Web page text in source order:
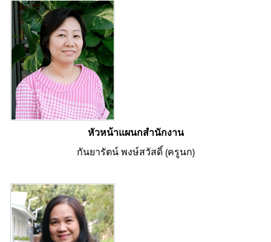
หัวหน้าแผนกสำนักงาน
กันยารัตน์ พงษ์สวัสดิ์ (ครูนก)